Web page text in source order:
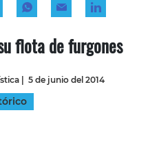
flota de furgones
| 5 de junio del 2014